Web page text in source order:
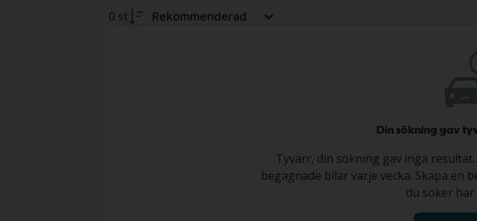
0 st Rekommenderad
Din sökning gav
Tyvärr, din sökning gav inga
begagnade bilar varje vecka. Skapa en
du söker